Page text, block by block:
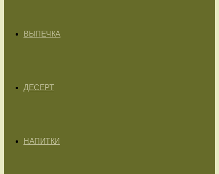
ВЫПЕЧКА
ДЕСЕРТ
НАПИТКИ